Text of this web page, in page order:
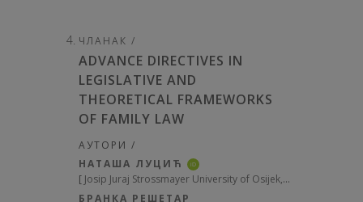
ЧЛАНАК /
ADVANCE DIRECTIVES IN
LEGISLATIVE AND
THEORETICAL FRAMEWORKS
OF FAMILY LAW
АУТОРИ /
НАТАША ЛУЦИЋ
iD
[ Josip Juraj Strossmayer University of Osijek, Faculty of Law, Croatia
БРАНКА РЕШЕТАР